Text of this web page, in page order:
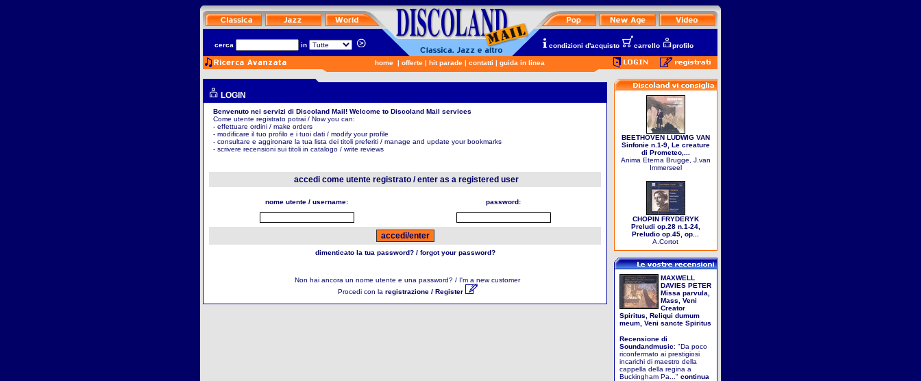
cerca in condizioni d'acquisto carrello profilo
home | offerte | hit parade | contatti | guida in linea
LOGIN
Benvenuto nei servizi di Discoland Mail! Welcome to Discoland Mail services
Come utente registrato potrai / Now you can:
- effettuare ordini / make orders
- modificare il tuo profilo e i tuoi dati / modify your profile
- consultare e aggironare la tua lista dei titoli preferiti / manage and update your bookmarks
- scrivere recensioni sui titoli in catalogo / write reviews
accedi come utente registrato / enter as a registered user
nome utente / username: password:
dimenticato la tua password? / forgot your password?
Non hai ancora un nome utente e una password? / I'm a new customer
Procedi con la registrazione / Register
BEETHOVEN LUDWIG VAN
Sinfonie n.1-9, Le creature
di Prometeo,...
Anima Eterna Brugge, J.van
Immerseel
CHOPIN FRYDERYK
Preludi op.28 n.1-24,
Preludio op.45, op...
A.Cortot
MAXWELL
DAVIES PETER
Missa parvula,
Mass, Veni
Creator
Spiritus, Reliqui dumum
meum, Veni sancte Spiritus
Recensione di
Soundandmusic: "Da poco
riconfermato ai prestigiosi
incarichi di maestro della
cappella della regina a
Buckingham Pa..." continua